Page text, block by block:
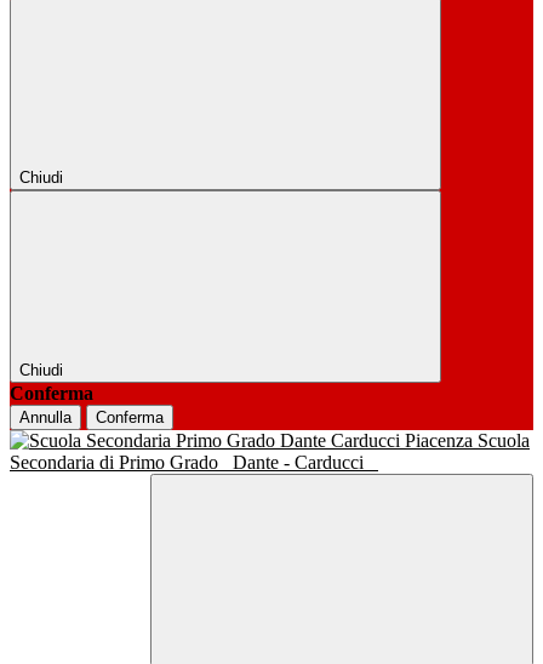
Chiudi
Chiudi
Conferma
Annulla Conferma
Scuola
Secondaria di Primo Grado
Dante - Carducci